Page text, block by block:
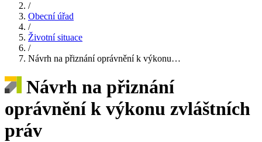
/
Obecní úřad
/
Životní situace
/
Návrh na přiznání oprávnění k výkonu…
Návrh na přiznání
oprávnění k výkonu zvláštních
práv